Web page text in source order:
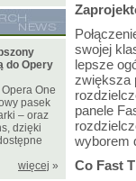
swojej
lepsze
zwiększa
panele
wyborem
Co Fast
do Opery
One
pasek
– oraz
dzięki
więcej »